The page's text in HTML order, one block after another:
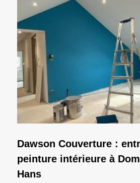
Dawson Couverture :
peinture intérieure à
Hans